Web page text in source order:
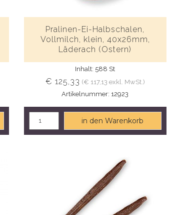
Pralinen-Ei-Halbschalen,
Vollmilch, klein, 40x26mm,
Läderach (Ostern)
Inhalt: 588 St
€ 125,33 (€ 117,13 exkl. MwSt.)
Artikelnummer: 12923
in den Warenkorb